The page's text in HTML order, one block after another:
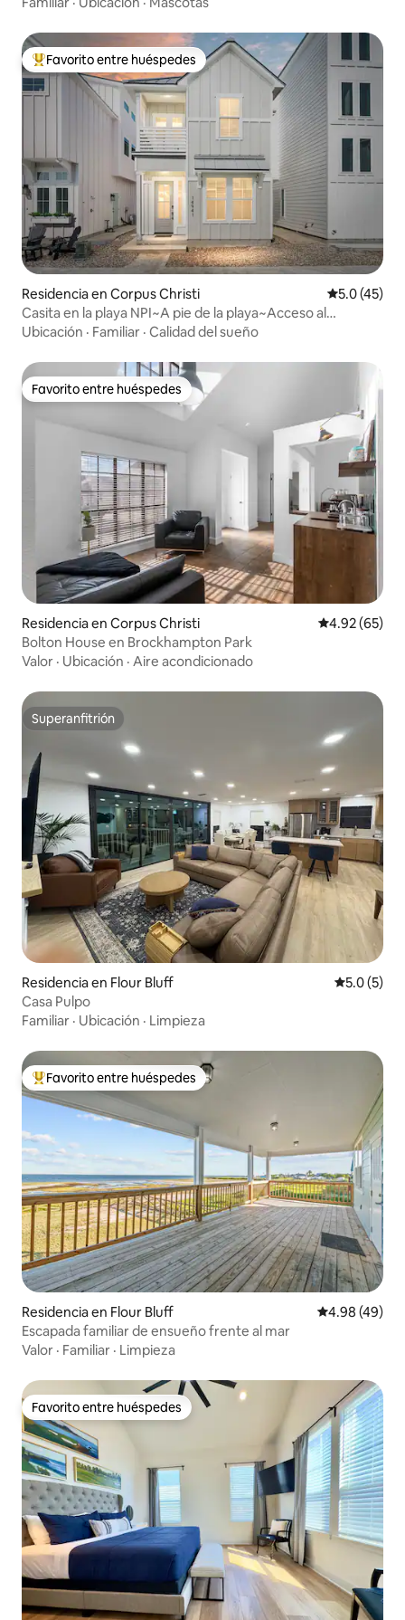
De los mejores en Favorito entre huéspedes
Favorito entre huéspedes
Residencia en Corpus Christi Calificación
5.0 (45)
Casita en la playa NPI~A pie de la playa~Acceso al
canal~Piscina
Ubicación · Familiar · Calidad del sueño
Favorito entre huéspedes
Favorito entre huéspedes
Residencia en Corpus Christi Calificación
4.92 (65)
Bolton House en Brockhampton Park
Valor · Ubicación · Aire acondicionado
Superanfitrión
Superanfitrión
Residencia en Flour Bluff
5.0 (5)
Casa Pulpo
Familiar · Ubicación · Limpieza
De los mejores en Favorito entre huéspedes
Favorito entre huéspedes
Residencia en Flour Bluff Calificación
4.98 (49)
Escapada familiar de ensueño frente al mar
Valor · Familiar · Limpieza
Favorito entre huéspedes
Favorito entre huéspedes